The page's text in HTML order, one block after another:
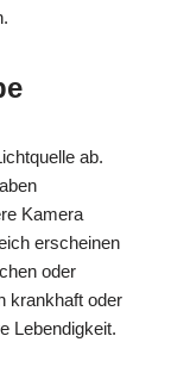
ab.
Kamera
erscheinen
oder
krankhaft oder
Lebendigkeit.